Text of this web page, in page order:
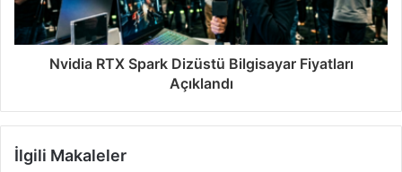
Nvidia RTX Spark Dizüstü Bilgisayar Fiyatları
Açıklandı
İlgili Makaleler